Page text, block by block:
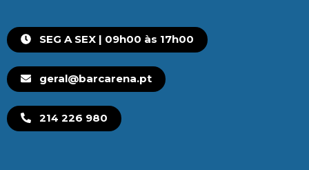
SEG A SEX | 09h00 às 17h00
geral@barcarena.pt
214 226 980